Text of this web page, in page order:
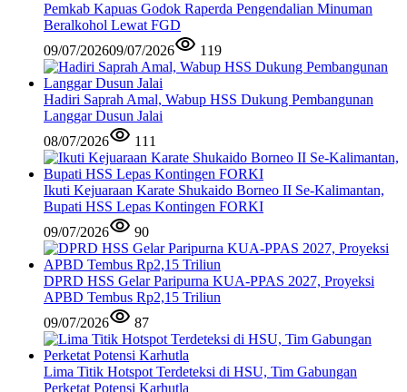
Pemkab Kapuas Godok Raperda Pengendalian Minuman
Beralkohol Lewat FGD
09/07/202609/07/2026 119
Hadiri Saprah Amal, Wabup HSS Dukung Pembangunan
Langgar Dusun Jalai
08/07/2026
111
Ikuti Kejuaraan Karate Shukaido Borneo II Se-Kalimantan,
Bupati HSS Lepas Kontingen FORKI
09/07/2026
90
DPRD HSS Gelar Paripurna KUA-PPAS 2027, Proyeksi
APBD Tembus Rp2,15 Triliun
09/07/2026
87
Lima Titik Hotspot Terdeteksi di HSU, Tim Gabungan
Perketat Potensi Karhutla